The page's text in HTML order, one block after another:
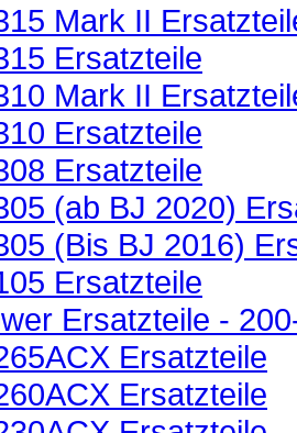
Mark II
Ersatzteile
Mark II
Ersatzteile
Ersatzteile
(ab BJ 2020)
(Bis BJ 2016)
Ersatzteile
Ersatzteile -
Ersatzteile
Ersatzteile